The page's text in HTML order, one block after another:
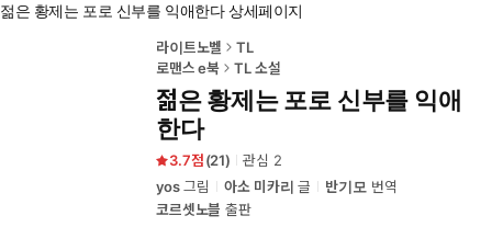
홈
젊은 황제는 포로 신부를 익애한다 상세페이지
라이트노벨
TL
로맨스 e북
TL 소설
젊은 황제는 포로 신부를 익애
한다
3.7 (21) 관심 2
yos그림 아소 미카리 글 반기모 번역
코르셋노블 출판